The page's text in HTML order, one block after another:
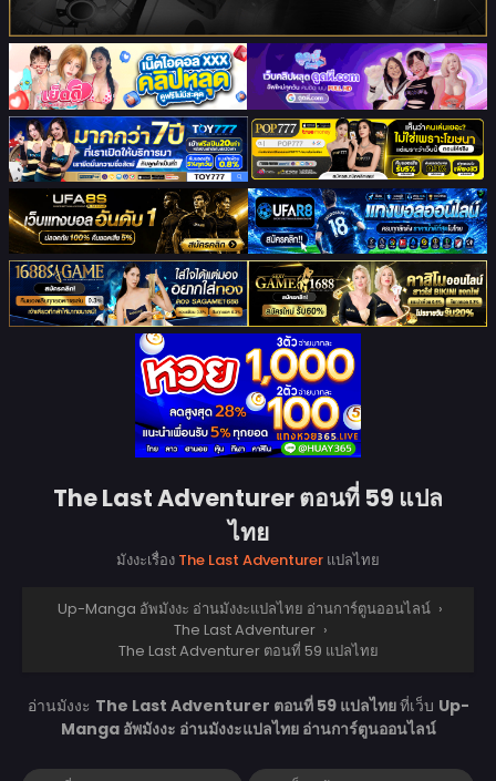
The Last Adventurer ตอนที่ 59 แปล
ไทย
มังงะเรื่อง The Last Adventurer แปลไทย
Up-Manga อัพมังงะ อ่านมังงะแปลไทย อ่านการ์ตูนออนไลน์ ›
The Last Adventurer ›
The Last Adventurer ตอนที่ 59 แปลไทย
อ่านมังงะ The Last Adventurer ตอนที่ 59 แปลไทยที่เว็บ Up-
Manga อัพมังงะ อ่านมังงะแปลไทย อ่านการ์ตูนออนไลน์